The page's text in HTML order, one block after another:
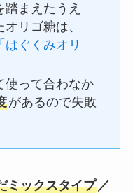
踏まえたうえ
リゴ糖は、
「はぐくみオリ
使って合わなか
があるので失敗
ミックスタイプ ／